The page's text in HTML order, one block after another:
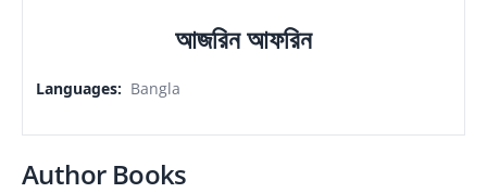
আজরিন আফরিন
Languages: Bangla
Author Books